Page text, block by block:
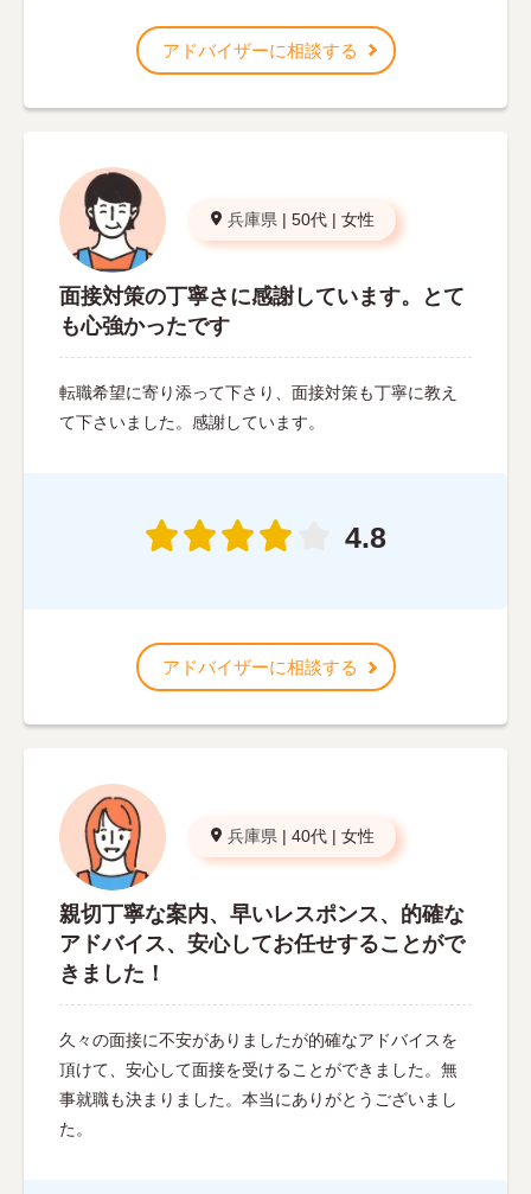
アドバイザーに相談する
兵庫県 | 50代 | 女性
面接対策の丁寧さに感謝しています。とて
も心強かったです
転職希望に寄り添って下さり、面接対策も丁寧に教え
て下さいました。感謝しています。
4.8
アドバイザーに相談する
兵庫県 | 40代 | 女性
親切丁寧な案内、早いレスポンス、的確な
アドバイス、安心してお任せすることがで
きました！
久々の面接に不安がありましたが的確なアドバイスを
頂けて、安心して面接を受けることができました。無
事就職も決まりました。本当にありがとうございまし
た。